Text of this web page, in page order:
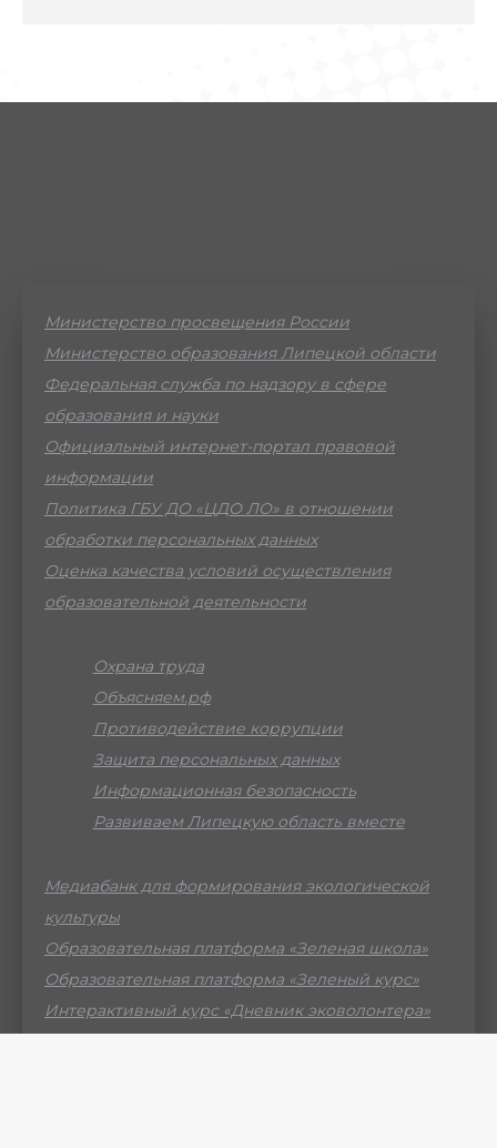
Министерство просвещения России
Министерство образования Липецкой области
Федеральная служба по надзору в сфере
образования и науки
Официальный интернет-портал правовой
информации
Политика ГБУ ДО «ЦДО ЛО» в отношении
обработки персональных данных
Оценка качества условий осуществления
образовательной деятельности
Охрана труда
Объясняем.рф
Противодействие коррупции
Защита персональных данных
Информационная безопасность
Развиваем Липецкую область вместе
Медиабанк для формирования экологической
культуры
Образовательная платформа «Зеленая школа»
Образовательная платформа «Зеленый курс»
Интерактивный курс «Дневник эковолонтера»